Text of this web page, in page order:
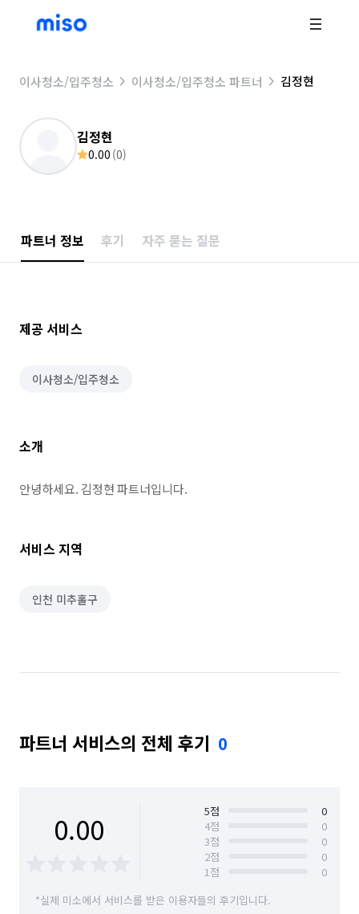
이사청소/입주청소 이사청소/입주청소 파트너 김정현
김정현
0.00 (0)
파트너 정보 후기 자주 묻는 질문
제공 서비스
이사청소/입주청소
소개
안녕하세요. 김정현 파트너입니다.
서비스 지역
인천 미추홀구
파트너 서비스의 전체 후기 0
0.00 5점
0
4점
0
3점
0
2점
0
1점
0
*실제 미소에서 서비스를 받은 이용자들의 후기입니다.